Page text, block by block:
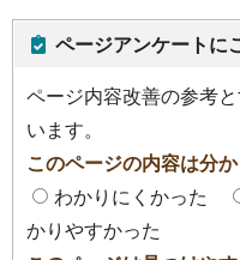
ページアンケートに
ページ内容改善の参考
います。
このページの内容は分
わかりにくかった
かりやすかった